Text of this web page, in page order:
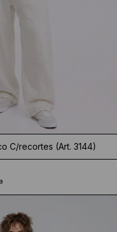
C/recortes (Art. 3144)